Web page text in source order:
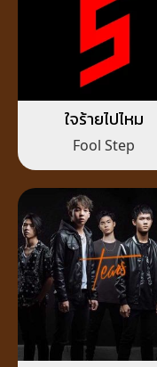
ใจร้ายไปไหม
Fool Step